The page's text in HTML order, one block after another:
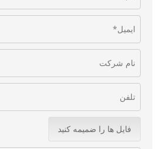
فایل ها را ضمیمه کنید